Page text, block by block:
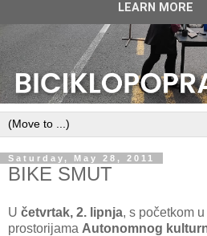
Saturday, May 28, 2011
BIKE SMUT
U četvrtak, 2. lipnja, s početkom u
prostorijama Autonomnog
LEARN MORE